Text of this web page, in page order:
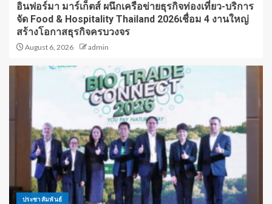
อินฟอร์มา มาร์เก็ตส์ ผนึกเครือข่ายธุรกิจท่องเที่ยว-บริการ
จัด Food & Hospitality Thailand 2026เชื่อม 4 งานใหญ่
สร้างโอกาสธุรกิจครบวงจร
August 6, 2026 admin
ประชาสัมพันธ์